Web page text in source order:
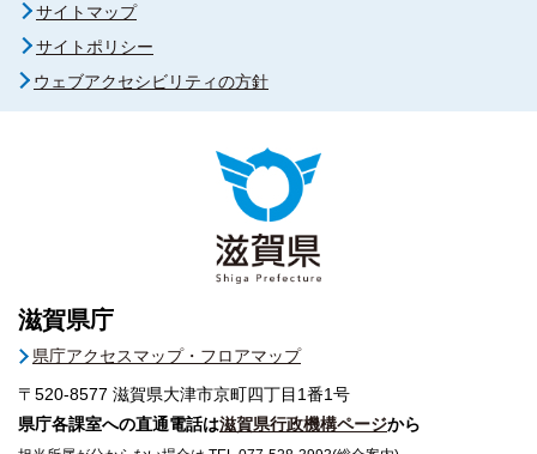
サイトマップ
サイトポリシー
ウェブアクセシビリティの方針
滋賀県庁
県庁アクセスマップ・フロアマップ
〒520-8577 滋賀県大津市京町四丁目1番1号
県庁各課室への直通電話は滋賀県行政機構ページから